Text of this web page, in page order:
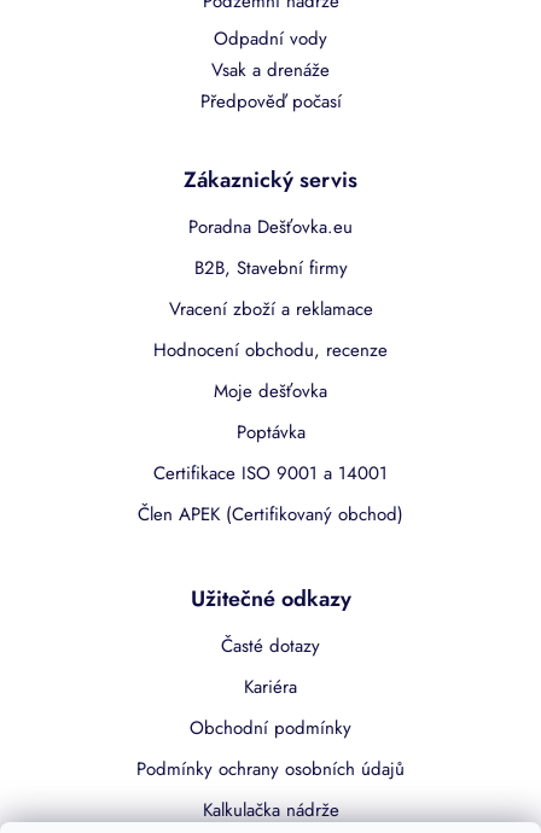
Odpadní vody
Vsak a drenáže
Předpověď počasí
Zákaznický servis
Poradna Dešťovka.eu
B2B, Stavební firmy
Vracení zboží a reklamace
Hodnocení obchodu, recenze
Moje dešťovka
Poptávka
Certifikace ISO 9001 a 14001
Člen APEK (Certifikovaný obchod)
Užitečné odkazy
Časté dotazy
Kariéra
Obchodní podmínky
Podmínky ochrany osobních údajů
Kalkulačka nádrže